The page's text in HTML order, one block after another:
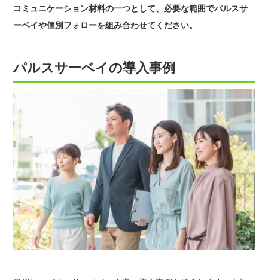
コミュニケーション材料の一つとして、必要な範囲でパルスサ
ーベイや個別フォローを組み合わせてください。
パルスサーベイの導入事例